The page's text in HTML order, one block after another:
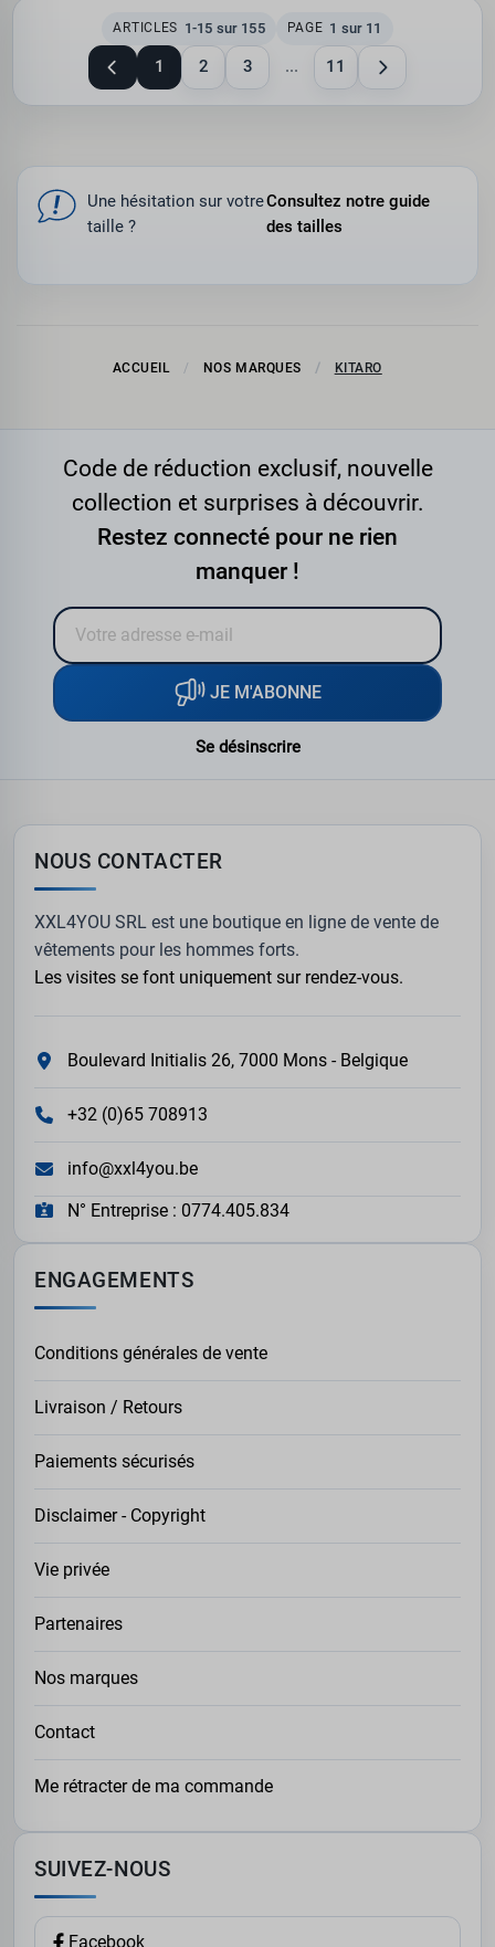
ARTICLES 1-15 sur 155 PAGE 1 sur 11
1 2 3 ... 11
Une hésitation sur votre
taille ?
Consultez notre guide
des tailles
ACCUEIL NOS MARQUES KITARO
Code de réduction exclusif, nouvelle
collection et surprises à découvrir.
Restez connecté pour ne rien
manquer !
JE M'ABONNE
Se désinscrire
NOUS CONTACTER
XXL4YOU SRL est une boutique en ligne de vente de
vêtements pour les hommes forts.
Les visites se font uniquement sur rendez-vous.
Boulevard Initialis 26, 7000 Mons - Belgique
+32 (0)65 708913
info@xxl4you.be
N° Entreprise : 0774.405.834
ENGAGEMENTS
Conditions générales de vente
Livraison / Retours
Paiements sécurisés
Disclaimer - Copyright
Vie privée
Partenaires
Nos marques
Contact
Me rétracter de ma commande
SUIVEZ-NOUS
Facebook